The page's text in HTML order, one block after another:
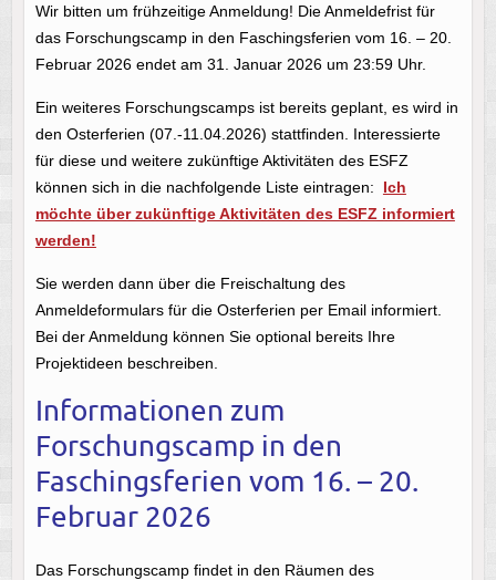
Wir bitten um frühzeitige Anmeldung! Die Anmeldefrist für
das Forschungscamp in den Faschingsferien vom 16. – 20.
Februar 2026 endet am 31. Januar 2026 um 23:59 Uhr.
Ein weiteres Forschungscamps ist bereits geplant, es wird in
den Osterferien (07.-11.04.2026) stattfinden. Interessierte
für diese und weitere zukünftige Aktivitäten des ESFZ
können sich in die nachfolgende Liste eintragen: Ich
möchte über zukünftige Aktivitäten des ESFZ informiert
werden!
Sie werden dann über die Freischaltung des
Anmeldeformulars für die Osterferien per Email informiert.
Bei der Anmeldung können Sie optional bereits Ihre
Projektideen beschreiben.
Informationen zum
Forschungscamp in den
Faschingsferien vom 16. – 20.
Februar 2026
Das Forschungscamp findet in den Räumen des